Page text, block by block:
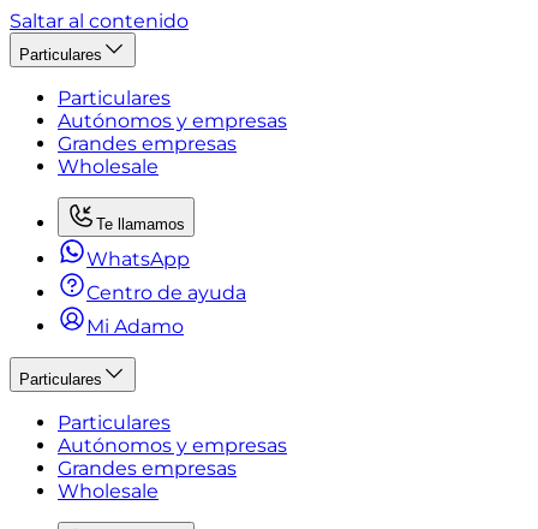
Saltar al contenido
Particulares
Particulares
Autónomos y empresas
Grandes empresas
Wholesale
Te llamamos
WhatsApp
Centro de ayuda
Mi Adamo
Particulares
Particulares
Autónomos y empresas
Grandes empresas
Wholesale